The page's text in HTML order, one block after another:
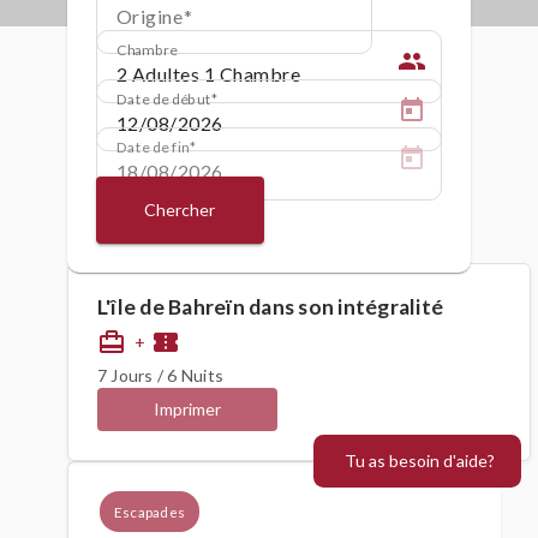
Origine
Chambre people
Date de début
Date de fin
Chercher
Escapades
L'île de Bahreïn dans son intégralité
card_travel + confirmation_number
7 Jours / 6 Nuits
Imprimer
Tu as besoin d'aide?